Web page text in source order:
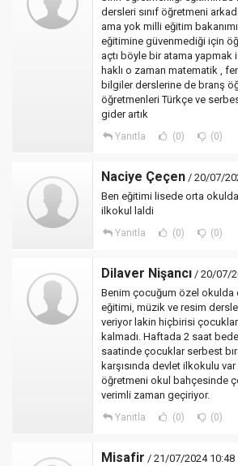
dersleri sınıf öğretmeni
ama yok milli eğitim
eğitimine güvenmediği için
açtı böyle bir atama
haklı o zaman matematik ,
bilgiler derslerine de branş
öğretmenleri Türkçe ve
gider artık
Yanıtla (0) (0)
Naciye Çeçen / 20/07/
Ben eğitimi lisede orta
ilkokul laldi
Yanıtla (0) (0)
Dilaver Nişancı / 20/07/
Benim çocuğum özel okulda
eğitimi, müzik ve resim
veriyor lakin hiçbirisi
kalmadı. Haftada 2 saat
saatinde çocuklar serbest
karşısında devlet ilkokulu var
öğretmeni okul bahçesinde
verimli zaman geçiriyor.
Yanıtla (0) (0)
Misafir / 21/07/2024 10:48